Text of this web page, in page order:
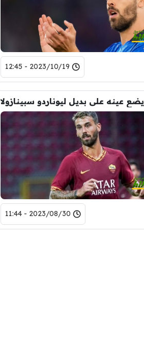
2023/10/19 - 12:45
عينه على بديل ليوناردو سبينازولا
2023/08/30 - 11:44